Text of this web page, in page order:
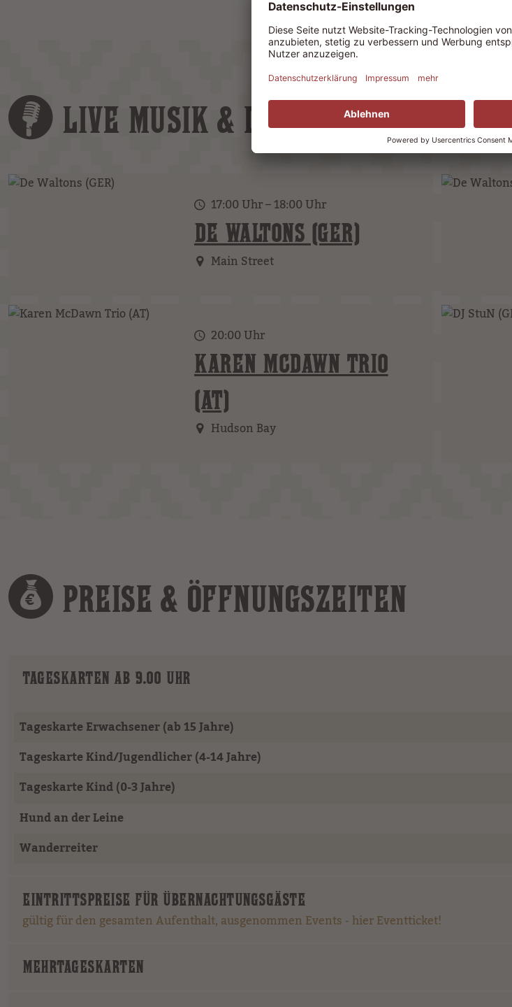
LIVE MUSIK & DJS
17:00 Uhr – 18:00 Uhr
DE WALTONS (GER)
Main Street
20:00 Uhr
KAREN MCDAWN TRIO
(AT)
Hudson Bay
PREISE & ÖFFNUNGSZEITEN
TAGESKARTEN AB 9.00 UHR
Tageskarte Erwachsener (ab 15 Jahre)
Tageskarte Kind/Jugendlicher (4-14 Jahre)
Tageskarte Kind (0-3 Jahre)
Hund an der Leine
Wanderreiter
EINTRITTSPREISE FÜR ÜBERNACHTUNGSGÄSTE
gültig für den gesamten Aufenthalt, ausgenommen Events - hier Eventticket!
MEHRTAGESKARTEN